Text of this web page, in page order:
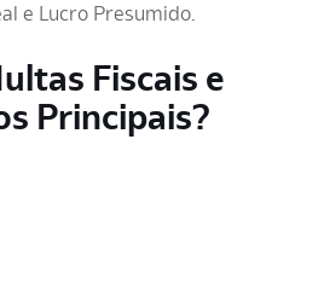
e Lucro Presumido.
Fiscais e
Principais?